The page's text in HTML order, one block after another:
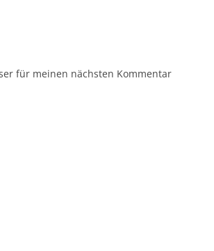
für meinen nächsten Kommentar